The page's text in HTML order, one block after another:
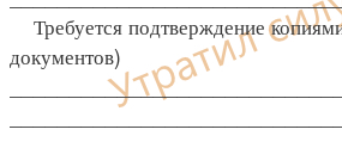
Требуется подтверждение
документов)